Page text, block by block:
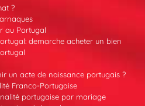
?
au Portugal
demarche acheter un bien
un acte de naissance portugais ?
Franco-Portugaise
portugaise par mariage